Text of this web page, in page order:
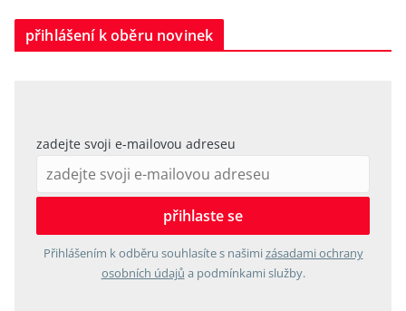
přihlášení k oběru novinek
zadejte svoji e-mailovou adreseu
Přihlášením k odběru souhlasíte s našimizásadami ochrany
osobních údajů a podmínkami služby.